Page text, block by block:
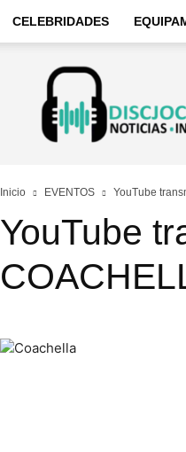
CELEBRIDADES
Discjockeys
Noticias
e
información
Inicio EVENTOS YouTube
YouTube